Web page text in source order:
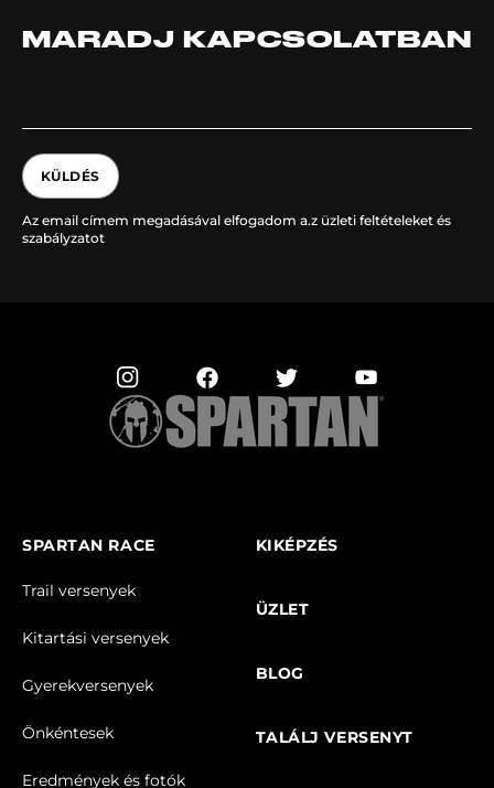
MARADJ KAPCSOLATBAN
KÜLDÉS
Az email címem megadásával elfogadom a.z üzleti feltételeket és
szabályzatot
SPARTAN RACE
Trail versenyek
Kitartási versenyek
Gyerekversenyek
Önkéntesek
Eredmények és fotók
KIKÉPZÉS
ÜZLET
BLOG
TALÁLJ VERSENYT